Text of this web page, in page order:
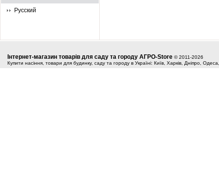
Русский
Інтернет-магазин товарів для саду та городу АГРО-Store © 2011-2026
Купити насіння, товари для будинку, саду та городу в Україні: Київ, Харків, Дніпро,